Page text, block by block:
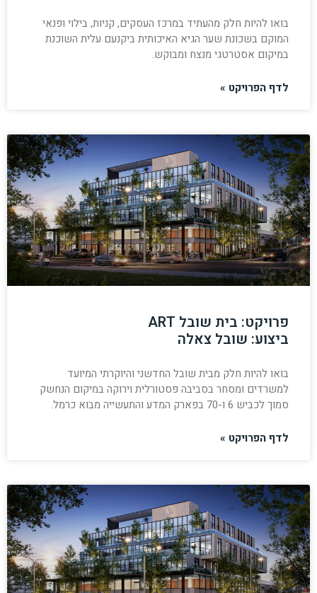
בואו להיות חלק מהעתיד במרכז העסקים, קניות, בילוי ופנאי
המוקם בשכונת שער הגיא האיכותית ביקנעם עלית השוכנת
במיקום אסטרטגי מנצח ומבוקש.
לדף הפרויקט »
פרויקט: בית שובל ART
ביצוע: שובל צאלה
בואו להיות חלק מבית שובל החדשני והיוקרתי המיועד
למשרדים ומסחר בסביבה פסטורלית וירוקה במיקום הנחשק
סמוך לכביש 6 ו-70 בפארק המדע והתעשייה מבוא כרמל.
לדף הפרויקט »